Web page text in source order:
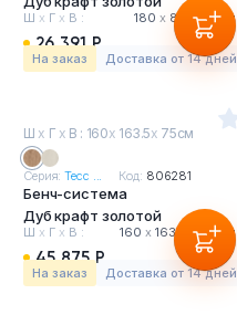
Ш х Г х В : 180 х80 х75 см
26 391 Р
На заказ Доставка от 14 дней
Ш х Г х В : 160х 163.5х 75см
Серия:Тесс ... Код: 806281
Бенч-система
Дуб крафт золотой
Ш х Г х В : 160 х163.5 х75 см
45 875 Р
На заказ Доставка от 14 дней